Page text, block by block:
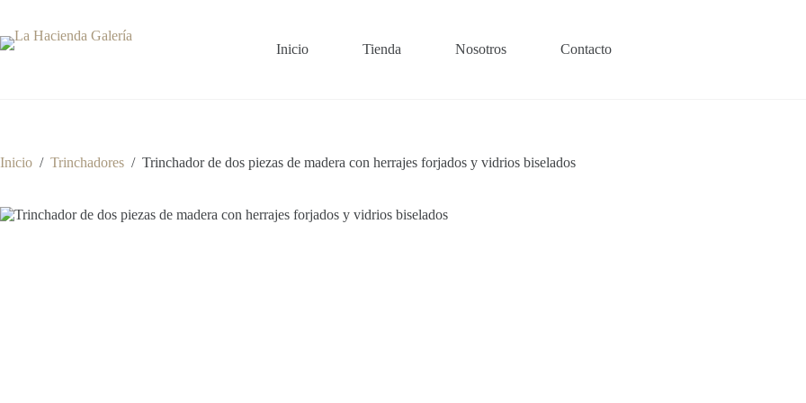
contenido
Inicio Tienda Nosotros Contacto
Inicio / Trinchadores / Trinchador de dos piezas de madera con herrajes forjados y vidrios biselados